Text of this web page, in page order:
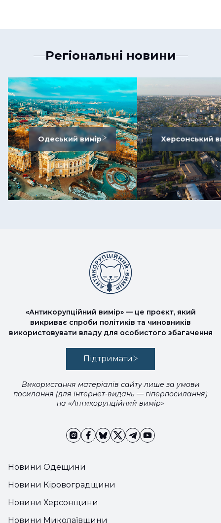
Регіональні новини
Одеський вимір Херсонський
Новини Одещини
Новини Кіровоградщини
Новини Херсонщини
Новини Миколаївщини
«Антикорупційний вимір» — це проєкт, який
викриває спроби політиків та чиновників
використовувати владу для особистого збагачення
Підтримати
Використання матеріалів сайту лише за умови
посилання (для інтернет-видань — гіперпосилання)
на «Антикорупційний вимір»